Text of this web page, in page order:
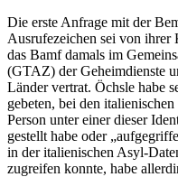
Die erste Anfrage mit der
Ausrufezeichen sei von
das Bamf damals im
(GTAZ) der Geheimdienste
Länder vertrat. Öchsle habe
gebeten, bei den
Person unter einer dieser
gestellt habe oder
in der italienischen Asyl-
zugreifen konnte, habe